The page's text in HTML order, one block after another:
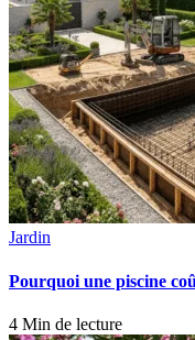
Jardin
Pourquoi une piscine
4 Min de lecture